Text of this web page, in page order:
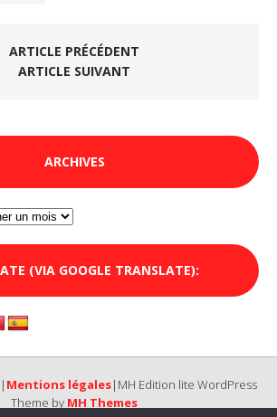
ARTICLE PRÉCÉDENT
ARTICLE SUIVANT
ARCHIVES
(VIA GOOGLE TRANSLATE):
Mentions légales|MH Edition lite WordPress
Theme by MH Themes